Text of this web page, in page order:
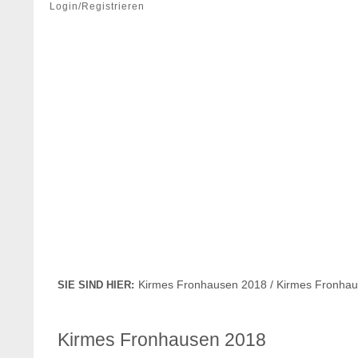
Login/Registrieren
SIE SIND HIER: Kirmes Fronhausen 2018 / Kirmes
Kirmes Fronhausen 2018